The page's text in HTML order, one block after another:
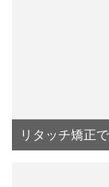
リタッチ矯正